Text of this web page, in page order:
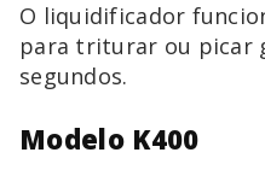
O liquidificador
para triturar ou picar
segundos.
Modelo K400